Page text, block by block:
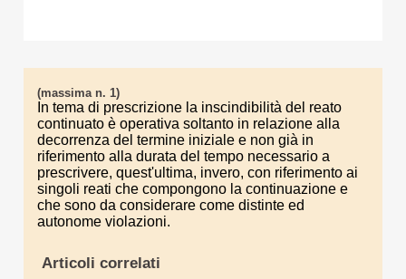
(massima n. 1)
In tema di prescrizione la inscindibilità del reato
continuato è operativa soltanto in relazione alla
decorrenza del termine iniziale e non già in
riferimento alla durata del tempo necessario a
prescrivere, quest'ultima, invero, con riferimento ai
singoli reati che compongono la continuazione e
che sono da considerare come distinte ed
autonome violazioni.
Articoli correlati